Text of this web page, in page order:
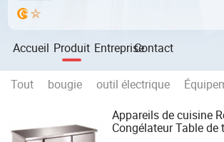
Accueil Produit EntrepriseContact
Tout bougie outil électrique
Appareils de cuisine
Congélateur Table de